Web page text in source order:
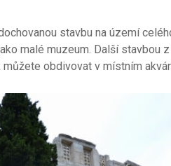
stavbu na území
malé muzeum. Další stavbou
obdivovat v místním